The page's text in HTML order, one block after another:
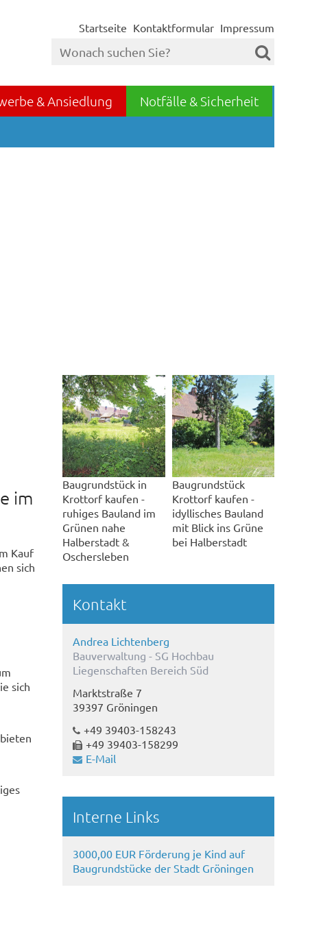
Startseite Kontaktformular Impressum
& Ansiedlung
Notfälle & Sicherheit
im
Kauf
sich
sich
Baugrundstück in
Krottorf kaufen -
ruhiges Bauland im
Grünen nahe
Halberstadt &
Oschersleben
Baugrundstück
Krottorf kaufen -
idyllisches Bauland
mit Blick ins Grüne
bei Halberstadt
Kontakt
Andrea Lichtenberg
Bauverwaltung - SG Hochbau
Liegenschaften Bereich Süd
Marktstraße 7
39397 Gröningen
+49 39403-158243
+49 39403-158299
E-Mail
Interne Links
3000,00 EUR Förderung je Kind auf
Baugrundstücke der Stadt Gröningen